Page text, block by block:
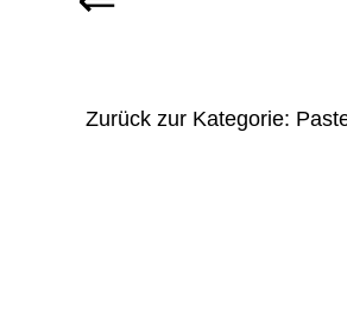
Zurück zur Kategorie: